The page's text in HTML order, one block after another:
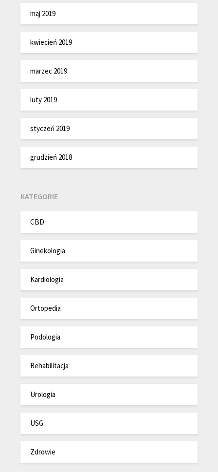
maj 2019
kwiecień 2019
marzec 2019
luty 2019
styczeń 2019
grudzień 2018
KATEGORIE
CBD
Ginekologia
Kardiologia
Ortopedia
Podologia
Rehabilitacja
Urologia
USG
Zdrowie